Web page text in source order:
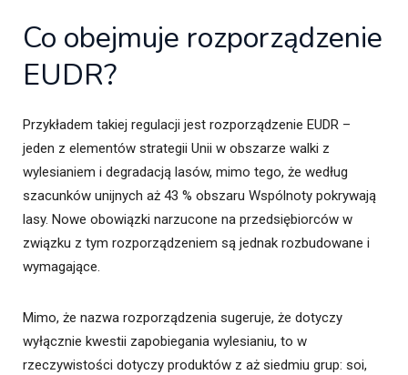
Co obejmuje rozporządzenie
EUDR?
Przykładem takiej regulacji jest rozporządzenie EUDR –
jeden z elementów strategii Unii w obszarze walki z
wylesianiem i degradacją lasów, mimo tego, że według
szacunków unijnych aż 43 % obszaru Wspólnoty pokrywają
lasy. Nowe obowiązki narzucone na przedsiębiorców w
związku z tym rozporządzeniem są jednak rozbudowane i
wymagające.
Mimo, że nazwa rozporządzenia sugeruje, że dotyczy
wyłącznie kwestii zapobiegania wylesianiu, to w
rzeczywistości dotyczy produktów z aż siedmiu grup: soi,